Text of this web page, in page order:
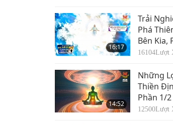
16:17
Trải
Phá
Bên Kia,
16104Lượt
14:52
Những
Thiền
Phần 1/2
12500Lượt